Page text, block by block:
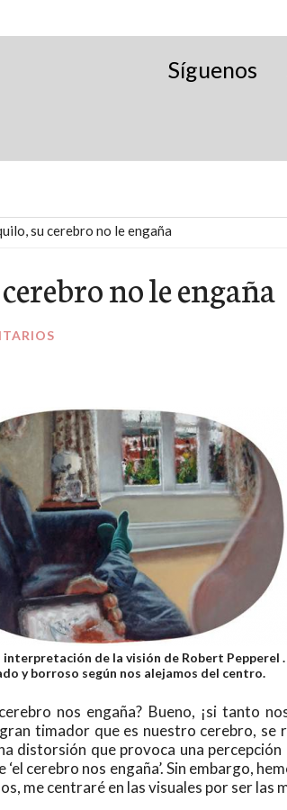
Síguenos
su cerebro no le engaña
no le engaña
interpretación de la visión de Robert Pepperel .
y borroso según nos alejamos del centro.
nos engaña? Bueno, ¡si tanto
timador que es nuestro cerebro, se
distorsión que provoca una
cerebro nos engaña’. Sin embargo,
me centraré en las visuales por ser las